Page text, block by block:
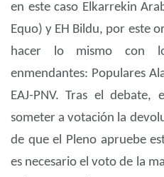
en este caso Elkarrekin
Equo) y EH Bildu, por este
hacer lo mismo con
enmendantes: Populares
EAJ-PNV. Tras el debate,
someter a votación la
de que el Pleno apruebe
es necesario el voto de la